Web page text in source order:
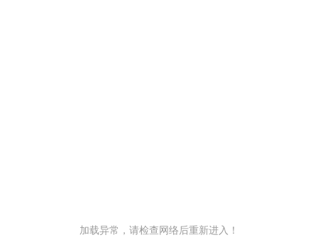
加载异常，请检查网络后重新进入！